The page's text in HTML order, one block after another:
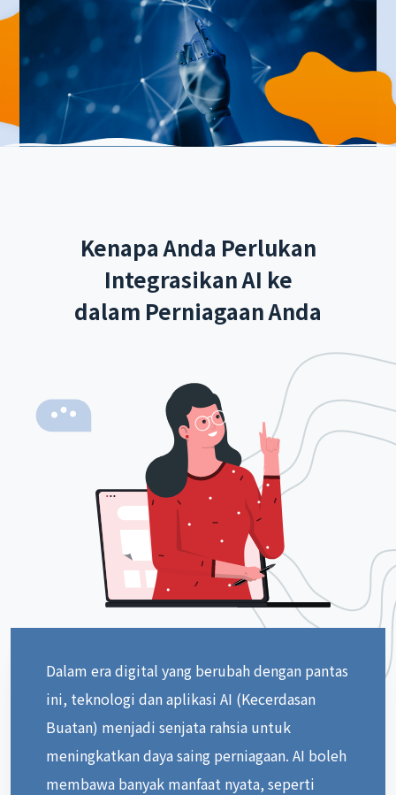
Kenapa Anda Perlukan
Integrasikan AI ke
dalam Perniagaan Anda
Dalam era digital yang berubah dengan pantas
ini, teknologi dan aplikasi AI (Kecerdasan
Buatan) menjadi senjata rahsia untuk
meningkatkan daya saing perniagaan. AI boleh
membawa banyak manfaat nyata, seperti